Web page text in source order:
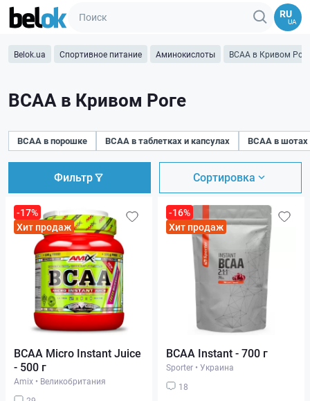
RU
UA
Belok.ua Спортивное питание Аминокислоты BCAA в Кривом Роге
BCAA в Кривом Роге
BCAA в порошке BCAA в таблетках и капсулах BCAA в шотах
Фильтр Сортировка
-17%
Хит продаж
BCAA Micro Instant Juice
- 500 г
Amix • Великобритания
-16%
Хит продаж
BCAA Instant - 700 г
Sporter • Украина
18